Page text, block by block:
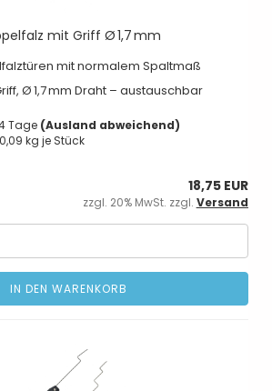
mit Griff Ø 1,7 mm
mit normalem Spaltmaß
Ø 1,7 mm Draht – austauschbar
Tage (Ausland abweichend)
0,09 kg je Stück
18,75 EUR
zzgl. 20% MwSt. zzgl. Versand
IN DEN WARENKORB